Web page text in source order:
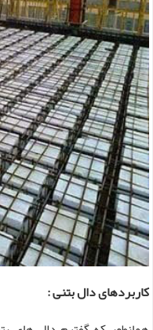
کاربردهای دال بتنی :